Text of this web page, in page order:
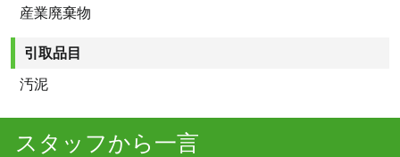
産業廃棄物
引取品目
汚泥
スタッフから一言